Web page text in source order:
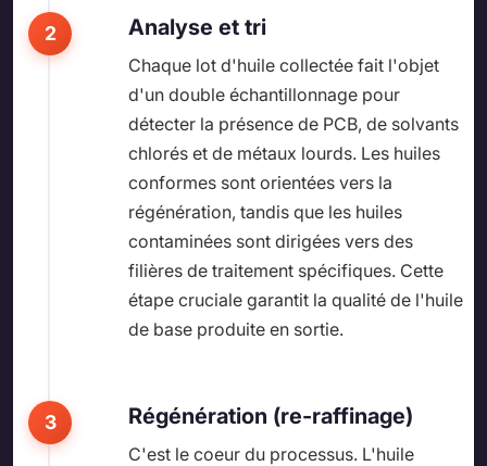
Analyse et tri
Chaque lot d'huile collectée fait l'objet
d'un double échantillonnage pour
détecter la présence de PCB, de solvants
chlorés et de métaux lourds. Les huiles
conformes sont orientées vers la
régénération, tandis que les huiles
contaminées sont dirigées vers des
filières de traitement spécifiques. Cette
étape cruciale garantit la qualité de l'huile
de base produite en sortie.
Régénération (re-raffinage)
C'est le coeur du processus. L'huile